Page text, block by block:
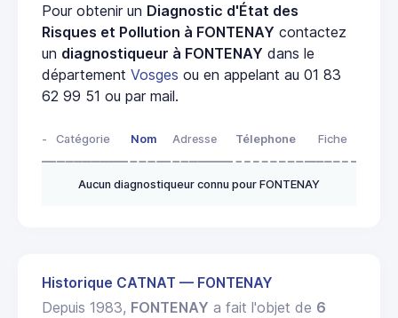
Pour obtenir un Diagnostic d'État des
Risques et Pollution à FONTENAY contactez
un diagnostiqueur à FONTENAY dans le
département Vosges ou en appelant au 01 83
62 99 51 ou par mail.
- Catégorie Nom Adresse Télephone Fiche
Aucun diagnostiqueur connu pour FONTENAY
Historique CATNAT — FONTENAY
Depuis 1983, FONTENAY a fait l'objet de 6